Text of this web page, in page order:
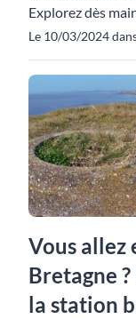
Explorez dès
Le 10/03/2024
Vous allez
Bretagne
la station